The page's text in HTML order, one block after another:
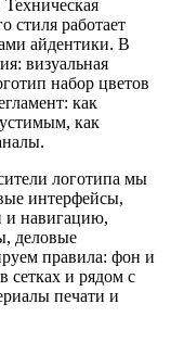
стиля работает
айдентики. В
визуальная
набор цветов
как
как
логотипа мы
интерфейсы,
и навигацию,
деловые
правила: фон и
сетках и рядом с
печати и